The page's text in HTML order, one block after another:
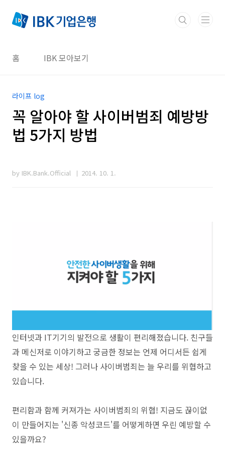
홈 IBK 모아보기
라이프 log
꼭 알아야 할 사이버범죄 예방방
법 5가지 방법
by IBK.Bank.Official 2014. 10. 1.
인터넷과 IT기기의 발전으로 생활이 편리해졌습니다. 친구들
과 메신저로 이야기하고 궁금한 정보는 언제 어디서든 쉽게
찾을 수 있는 세상! 그러나 사이버범죄는 늘 우리를 위협하고
있습니다.
편리함과 함께 커져가는 사이버범죄의 위협! 지금도 끊이없
이 만들어지는 '신종 악성코드'를 어떻게하면 우린 예방할 수
있을까요?